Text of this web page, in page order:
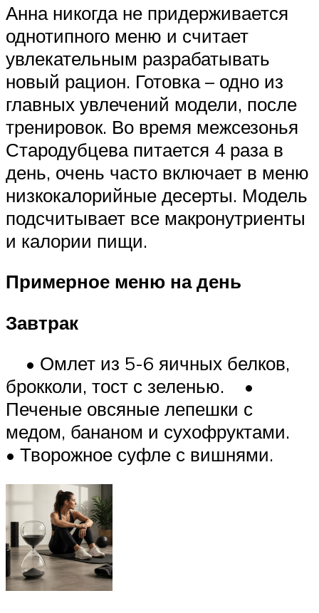
Анна никогда не придерживается
однотипного меню и считает
увлекательным разрабатывать
новый рацион. Готовка – одно из
главных увлечений модели, после
тренировок. Во время межсезонья
Стародубцева питается 4 раза в
день, очень часто включает в меню
низкокалорийные десерты. Модель
подсчитывает все макронутриенты
и калории пищи.
Примерное меню на день
Завтрак
• Омлет из 5-6 яичных белков,
брокколи, тост с зеленью. •
Печеные овсяные лепешки с
медом, бананом и сухофруктами.
• Творожное суфле с вишнями.